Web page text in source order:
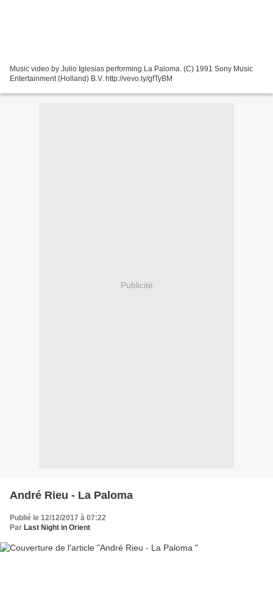
Music video by Julio Iglesias performing La Paloma. (C) 1991 Sony Music
Entertainment (Holland) B.V. http://vevo.ly/gfTyBM
Publicité
André Rieu - La Paloma
Publié le 12/12/2017 à 07:22
Par Last Night in Orient